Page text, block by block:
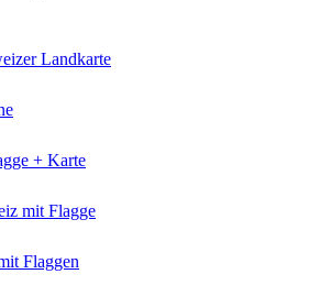
Landkarte
+ Karte
mit Flagge
Flaggen